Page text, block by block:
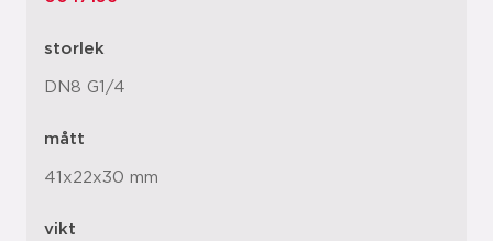
storlek
DN8 G1/4
mått
41x22x30 mm
vikt